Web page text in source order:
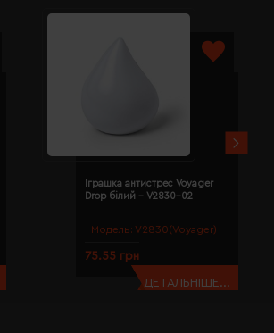
Модель: V2830(Voyager)
Іграшка антистрес Voyager
Drop білий - V2830-02
75.55 грн
ДЕТАЛЬНІШЕ...